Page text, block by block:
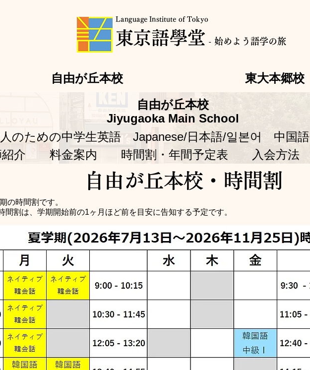
​東京語學堂 - 始めよう語学の旅
Language Institute of Tokyo
自由が丘本校 東大本郷校
自由が丘本校
Jiyugaoka Main School
のための中学生英語 Japanese/日本語/일본어 中国語
介
料金案内 時間割・年間予定表 入会方法
自由が丘本校・​時間割
の時間割です。
間割は、学期開始前の1ヶ月ほど前を目安に告知する予定です。